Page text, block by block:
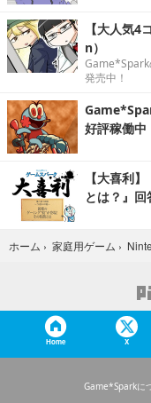
【大人気
n）
Game*Spark
発売中！
好評稼働中
【大喜利
とは？』回
ホーム › 家庭用ゲーム ›
Home X
Game*Sparkに